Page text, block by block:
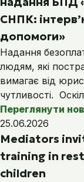
СНПК:
допомоги»
Надання
людям, які
вимагає від
чутливості.
Переглянути
25.06.2026
Mediators
training in
children